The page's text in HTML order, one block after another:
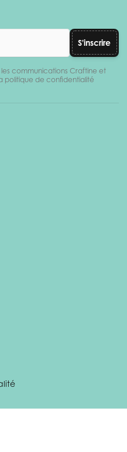
S'inscrire
communications Craftine et
politique de confidentialité